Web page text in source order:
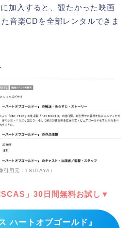
加入すると、観たかった映画
音楽CDを全部レンタルできま
引用元：TSUTAYA）
」30日間無料お試し▼
ハートオブゴールド』